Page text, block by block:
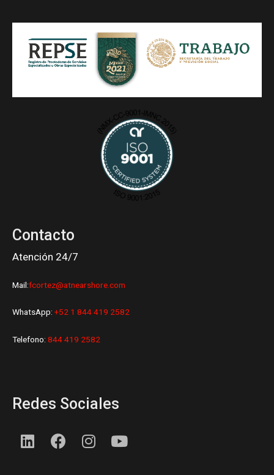
Contacto
Atención 24/7
Mail:fcortez@atnearshore.com
WhatsApp: +52 1 844 419 2582
Telefono: 844 419 2582
Redes Sociales
L
i
F
a
I
n
Y
o